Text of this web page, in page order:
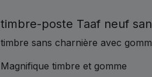
timbre-poste Taaf neuf
timbre sans charnière avec
Magnifique timbre et gomme